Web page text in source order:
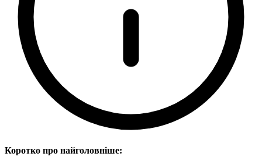
Коротко про найголовніше: